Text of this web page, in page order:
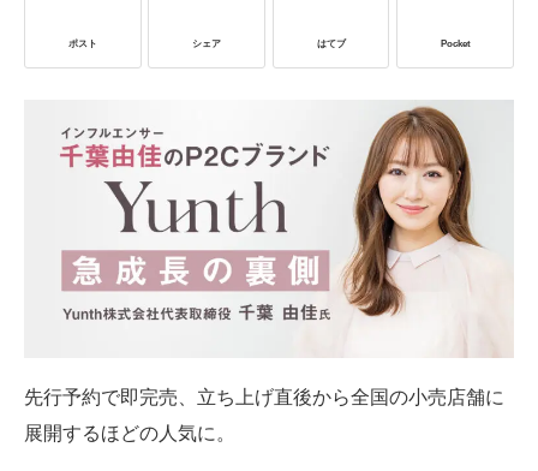
サービス資料
SMMLabについて
ポスト シェア はてブ Pocket
先行予約で即完売、立ち上げ直後から全国の小売店舗に
展開するほどの人気に。